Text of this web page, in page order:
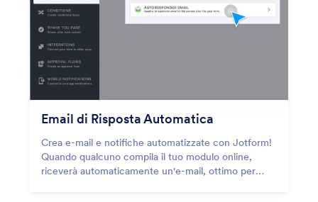
Email di Risposta Automatica
Crea e-mail e notifiche automatizzate con Jotform!
Quando qualcuno compila il tuo modulo online,
riceverà automaticamente un'e-mail, ottimo per